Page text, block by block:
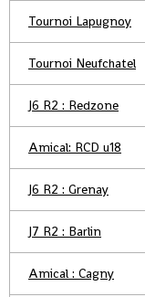
Tournoi Lapugnoy
Tournoi Neufchatel
J6 R2 : Redzone
Amical: RCD u18
J6 R2 : Grenay
J7 R2 : Barlin
Amical : Cagny